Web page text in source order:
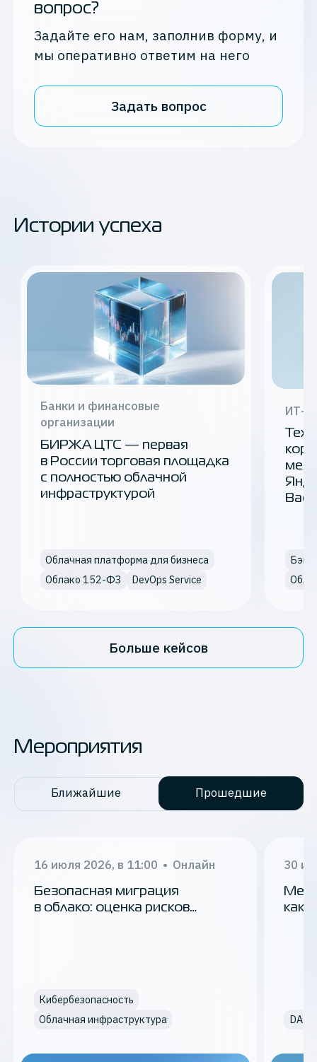
вопрос?
Задайте его нам, заполнив форму, и
мы оперативно ответим на него
Задать вопрос
Истории успеха
Банки и финансовые
организации
БИРЖА ЦТС — первая
в России торговая площадка
с полностью облачной
инфраструктурой
Облачная платформа для бизнеса
Облако 152-ФЗ
DevOps Service
ИТ-
Больше кейсов
Мероприятия
Ближайшие Прошедшие
16 июля 2026, в 11:00 • Онлайн
Безопасная миграция
в облако: оценка рисков
Кибербезопасность
Облачная инфраструктура
30
как
DAM